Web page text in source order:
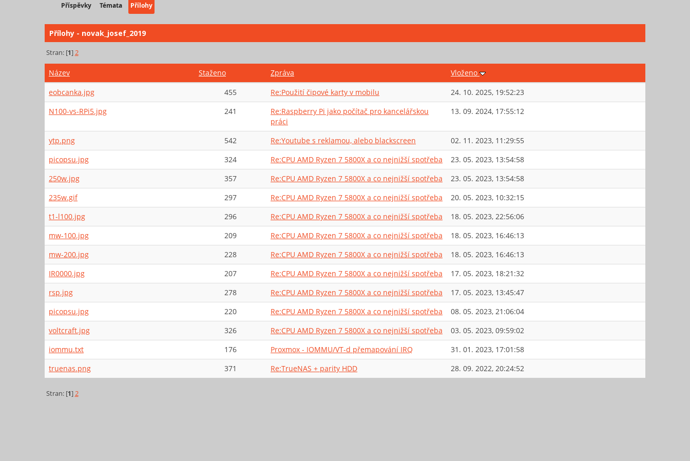
Příspěvky Témata Přílohy
Přílohy - novak_josef_2019
Stran: [1]2
Název Staženo Zpráva
Vloženo
eobcanka.jpg
455 Re:Použití čipové karty v mobilu
24. 10. 2025, 19:52:23
N100-vs-RPi5.jpg
241
Re:Raspberry Pi jako počítač pro kancelářskou
práci
13. 09. 2024, 17:55:12
ytp.png 542 Re:Youtube s reklamou, alebo blackscreen
02. 11. 2023, 11:29:55
picopsu.jpg
324 Re:CPU AMD Ryzen 7 5800X a co nejnižší spotřeba
23. 05. 2023, 13:54:58
250w.jpg
357 Re:CPU AMD Ryzen 7 5800X a co nejnižší spotřeba
23. 05. 2023, 13:54:58
235w.gif
297 Re:CPU AMD Ryzen 7 5800X a co nejnižší spotřeba
20. 05. 2023, 10:32:15
t1-l100.jpg
296 Re:CPU AMD Ryzen 7 5800X a co nejnižší spotřeba
18. 05. 2023, 22:56:06
mw-100.jpg
209 Re:CPU AMD Ryzen 7 5800X a co nejnižší spotřeba
18. 05. 2023, 16:46:13
mw-200.jpg
228 Re:CPU AMD Ryzen 7 5800X a co nejnižší spotřeba
18. 05. 2023, 16:46:13
IR0000.jpg
207 Re:CPU AMD Ryzen 7 5800X a co nejnižší spotřeba
17. 05. 2023, 18:21:32
rsp.jpg
278 Re:CPU AMD Ryzen 7 5800X a co nejnižší spotřeba
17. 05. 2023, 13:45:47
picopsu.jpg
220 Re:CPU AMD Ryzen 7 5800X a co nejnižší spotřeba
08. 05. 2023, 21:06:04
voltcraft.jpg
326 Re:CPU AMD Ryzen 7 5800X a co nejnižší spotřeba
03. 05. 2023, 09:59:02
iommu.txt
176 Proxmox - IOMMU/VT-d přemapování IRQ
31. 01. 2023, 17:01:58
truenas.png
371 Re:TrueNAS + parity HDD 28. 09. 2022, 20:24:52
Stran: [1]2